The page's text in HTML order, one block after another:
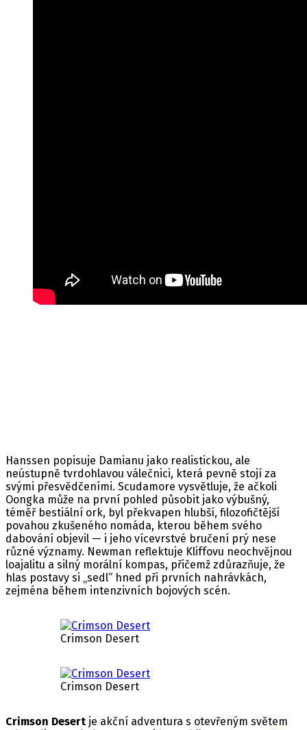
Hanssen popisuje Damianu jako realistickou, ale
neústupně tvrdohlavou válečnici, která pevně stojí za
svými přesvědčeními. Scudamore vysvětluje, že ačkoli
Oongka může na první pohled působit jako výbušný,
téměř bestiální ork, byl překvapen hlubší, filozofičtější
povahou zkušeného nomáda, kterou během svého
dabování objevil — i jeho vícevrstvé bručení prý nese
různé významy. Newman reflektuje Kliffovu neochvějnou
loajalitu a silný morální kompas, přičemž zdůrazňuje, že
hlas postavy si „sedl“ hned při prvních nahrávkách,
zejména během intenzivních bojových scén.
Crimson Desert
Crimson Desert
Crimson Desert je akční adventura s otevřeným světem